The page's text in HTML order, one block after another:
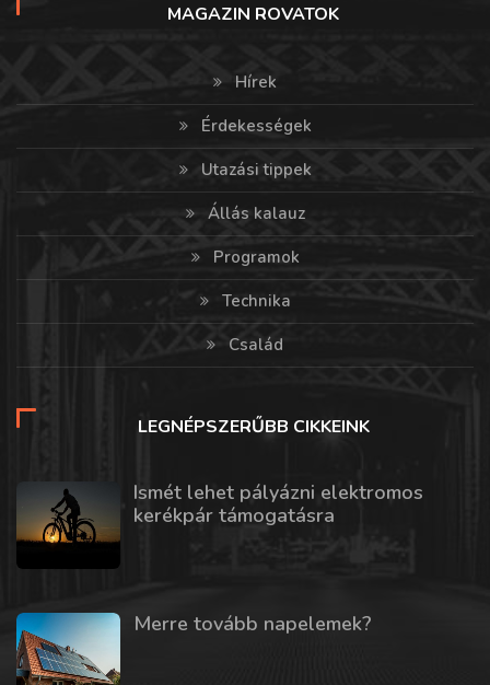
MAGAZIN ROVATOK
Hírek
Érdekességek
Utazási tippek
Állás kalauz
Programok
Technika
Család
LEGNÉPSZERŰBB CIKKEINK
Ismét lehet pályázni elektromos
kerékpár támogatásra
Merre tovább napelemek?